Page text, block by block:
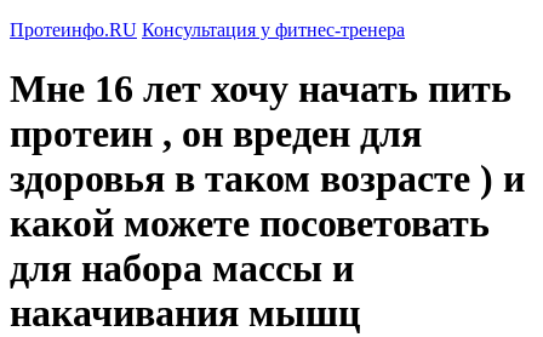
Протеинфо.RU Консультация у фитнес-тренера
Мне 16 лет хочу начать пить
протеин , он вреден для
здоровья в таком возрасте ) и
какой можете посоветовать
для набора массы и
накачивания мышц